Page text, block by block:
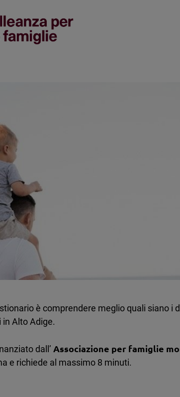
è comprendere meglio quali siano
Alto Adige.
dall’ Associazione per famiglie
e richiede al massimo 8 minuti.